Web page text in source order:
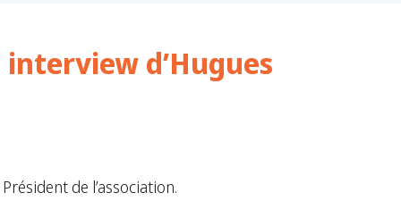
d’Hugues
de l’association.